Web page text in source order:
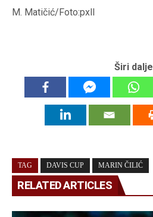
M. Matičić/Foto:pxll
Širi dalje
TAG DAVIS CUP MARIN ČILIĆ
RELATED ARTICLES